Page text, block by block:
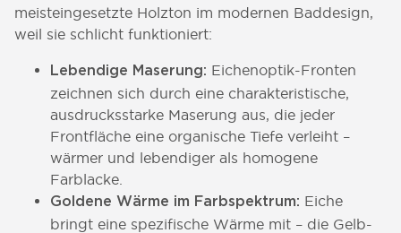
meisteingesetzte Holzton im modernen Baddesign,
weil sie schlicht funktioniert:
Lebendige Maserung: Eichenoptik-Fronten
zeichnen sich durch eine charakteristische,
ausdrucksstarke Maserung aus, die jeder
Frontfläche eine organische Tiefe verleiht –
wärmer und lebendiger als homogene
Farblacke.
Goldene Wärme im Farbspektrum: Eiche
bringt eine spezifische Wärme mit – die Gelb-